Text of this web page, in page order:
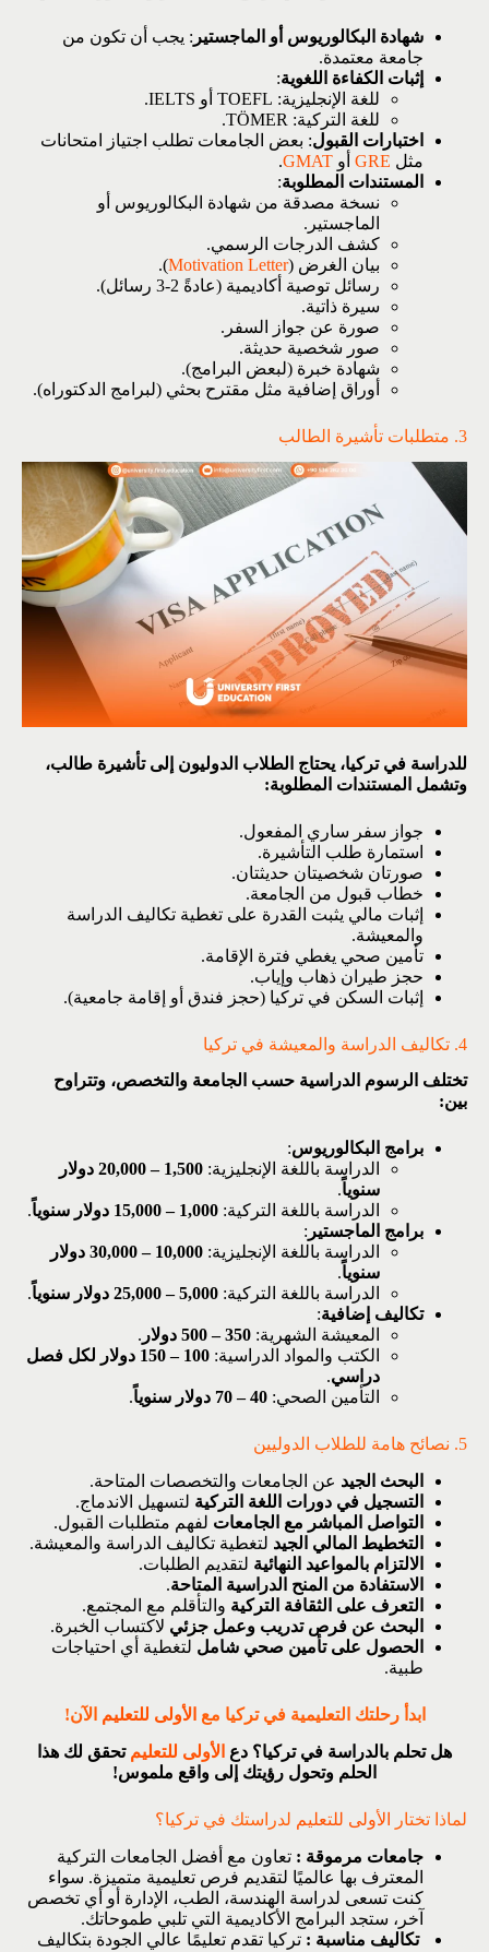
شهادة البكالوريوس أو الماجستير : يجب أن تكون من
جامعة معتمدة.
إثبات الكفاءة اللغوية:
للغة الإنجليزية: TOEFL أو IELTS.
للغة التركية: TÖMER.
اختبارات القبول: بعض الجامعات تطلب اجتياز امتحانات
مثل GRE أو GMAT
.
المستندات المطلوبة:
نسخة مصدقة من شهادة البكالوريوس أو
الماجستير.
كشف الدرجات الرسمي.
بيان الغرض (Motivation Letter
).
رسائل توصية أكاديمية (عادةً 2-3 رسائل).
سيرة ذاتية.
صورة عن جواز السفر.
صور شخصية حديثة.
شهادة خبرة (لبعض البرامج).
أوراق إضافية مثل مقترح بحثي (لبرامج الدكتوراه).
3. متطلبات تأشيرة الطالب
للدراسة في تركيا، يحتاج الطلاب الدوليون إلى تأشيرة طالب،
وتشمل المستندات المطلوبة:
جواز سفر ساري المفعول.
استمارة طلب التأشيرة.
صورتان شخصيتان حديثتان.
خطاب قبول من الجامعة.
إثبات مالي يثبت القدرة على تغطية تكاليف الدراسة
والمعيشة.
تأمين صحي يغطي فترة الإقامة.
حجز طيران ذهاب وإياب.
إثبات السكن في تركيا (حجز فندق أو إقامة جامعية).
4. تكاليف الدراسة والمعيشة في تركيا
تختلف الرسوم الدراسية حسب الجامعة والتخصص، وتتراوح
بين:
برامج البكالوريوس:
الدراسة باللغة الإنجليزية:
1,500 – 20,000 دولار
سنوياً.
الدراسة باللغة التركية: 1,000 – 15,000 دولار سنوياً
.
برامج الماجستير :
الدراسة باللغة الإنجليزية:
10,000 – 30,000 دولار
سنوياً.
الدراسة باللغة التركية: 5,000 – 25,000 دولار سنوياً
.
تكاليف إضافية:
المعيشة الشهرية: 350 – 500 دولار
.
الكتب والمواد الدراسية:
100 – 150 دولار لكل فصل
دراسي.
التأمين الصحي: 40 – 70 دولار سنوياً .
5. نصائح هامة للطلاب الدوليين
البحث الجيد عن الجامعات والتخصصات المتاحة.
التسجيل في دورات اللغة التركية لتسهيل الاندماج.
التواصل المباشر مع الجامعات لفهم متطلبات القبول.
التخطيط المالي الجيد لتغطية تكاليف الدراسة والمعيشة.
الالتزام بالمواعيد النهائية لتقديم الطلبات.
الاستفادة من المنح الدراسية المتاحة.
التعرف على الثقافة التركية والتأقلم مع المجتمع.
البحث عن فرص تدريب وعمل جزئي لاكتساب الخبرة.
الحصول على تأمين صحي شامل لتغطية أي احتياجات
طبية.
ابدأ رحلتك التعليمية في تركيا مع الأولى للتعليم الآن!
هل تحلم بالدراسة في تركيا؟ دع الأولى للتعليم تحقق لك هذا
الحلم وتحول رؤيتك إلى واقع ملموس!
لماذا تختار الأولى للتعليم لدراستك في تركيا؟
جامعات مرموقة : تعاون مع أفضل الجامعات التركية
المعترف بها عالميًا لتقديم فرص تعليمية متميزة. سواء
كنت تسعى لدراسة الهندسة، الطب، الإدارة أو أي تخصص
آخر، ستجد البرامج الأكاديمية التي تلبي طموحاتك.
تكاليف مناسبة : تركيا تقدم تعليمًا عالي الجودة بتكاليف